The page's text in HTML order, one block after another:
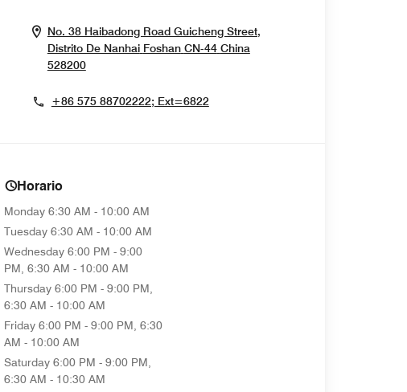
No. 38 Haibadong Road Guicheng Street,
Distrito De Nanhai Foshan CN-44 China
528200Opens In New Window
+86 575 88702222; Ext=6822
Horario
Monday 6:30 AM - 10:00 AM
Tuesday 6:30 AM - 10:00 AM
Wednesday 6:00 PM - 9:00
PM, 6:30 AM - 10:00 AM
Thursday 6:00 PM - 9:00 PM,
6:30 AM - 10:00 AM
Friday 6:00 PM - 9:00 PM, 6:30
AM - 10:00 AM
Saturday 6:00 PM - 9:00 PM,
6:30 AM - 10:30 AM